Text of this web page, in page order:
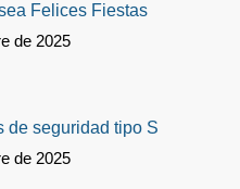
Felices Fiestas
de 2025
de seguridad tipo S
de 2025